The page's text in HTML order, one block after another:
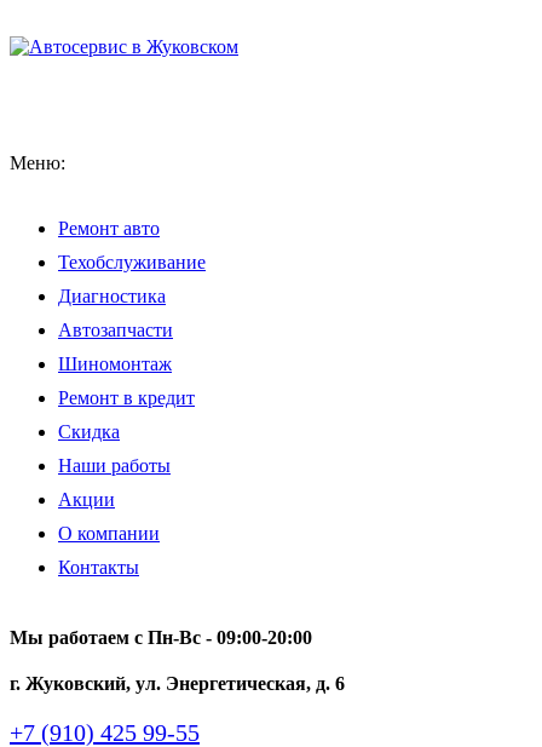
Меню:
Ремонт авто
Техобслуживание
Диагностика
Автозапчасти
Шиномонтаж
Ремонт в кредит
Скидка
Наши работы
Акции
О компании
Контакты
Мы работаем с Пн-Вc - 09:00-20:00
г. Жуковский, ул. Энергетическая, д. 6
+7 (910) 425 99-55